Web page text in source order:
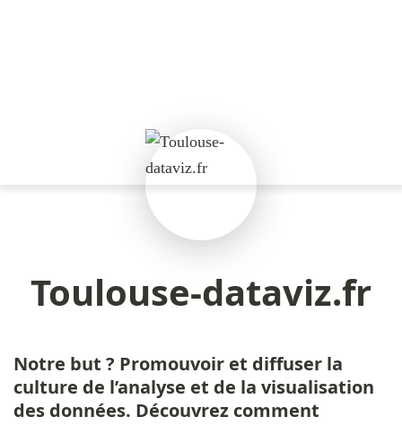
Toulouse-dataviz.fr
Notre but ? Promouvoir et diffuser la
culture de l’analyse et de la visualisation
des données. Découvrez comment